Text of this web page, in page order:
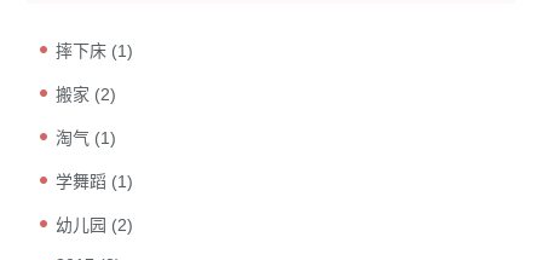
摔下床 (1)
搬家 (2)
淘气 (1)
学舞蹈 (1)
幼儿园 (2)